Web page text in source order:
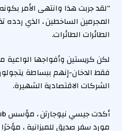
“لقد جربت هذا وانتهى الأمر
المجرمين الساخطين ، الذي
الطائرات الطائرات.
لكن كريستين وأفواجها الواعية
فقط الدخان-إنهم ببساطة
الشركات الاقتصادية الشهيرة.
مورد سفر صديق للميزانية ،